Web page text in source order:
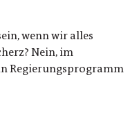
wenn wir alles
Nein, im
Regierungsprogramm